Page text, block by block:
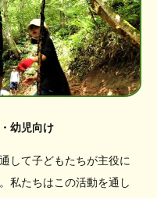
幼児向け
して子どもたちが主役に
私たちはこの活動を通し